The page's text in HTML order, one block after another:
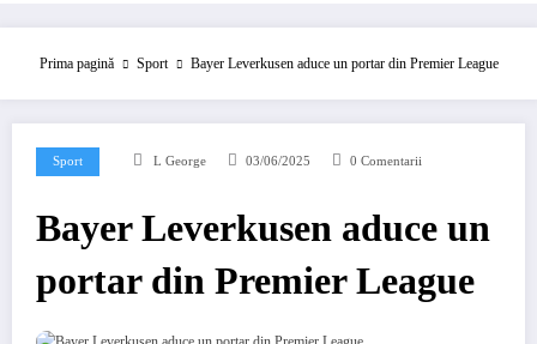
Prima pagină Sport Bayer Leverkusen aduce un portar din Premier League
Sport L George 03/06/2025 0 Comentarii
Bayer Leverkusen aduce un
portar din Premier League